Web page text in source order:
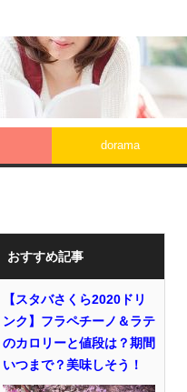
dorama
おすすめ記事
【スタバさくら2020ドリ
ンク】フラペチーノ＆ラテ
のカロリーと値段は？期間
いつまで？美味しそう！